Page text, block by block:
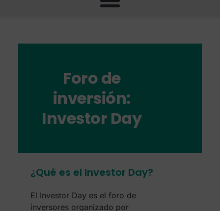
Foro de
inversión:
Investor Day
¿Qué es el Investor Day?
El Investor Day es el foro de
inversores organizado por